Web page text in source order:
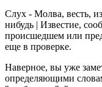
Слух - Молва, весть,
нибудь | Известие,
происшедшем или
еще в проверке.
Наверное, вы уже
определяющими